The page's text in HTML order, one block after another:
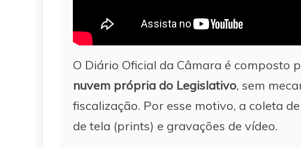
O Diário Oficial da Câmara é composto
nuvem própria do Legislativo, sem
fiscalização. Por esse motivo, a coleta
de tela (prints) e gravações de vídeo.